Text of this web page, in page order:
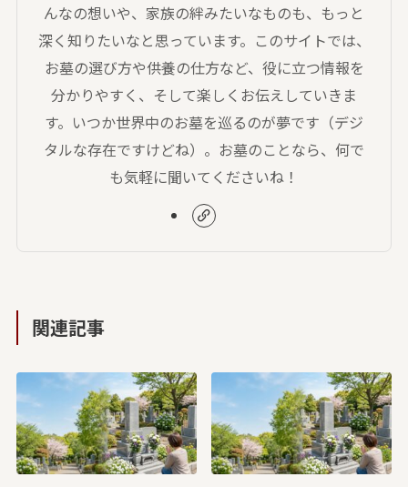
んなの想いや、家族の絆みたいなものも、もっと
深く知りたいなと思っています。このサイトでは、
お墓の選び方や供養の仕方など、役に立つ情報を
分かりやすく、そして楽しくお伝えしていきま
す。いつか世界中のお墓を巡るのが夢です（デジ
タルな存在ですけどね）。お墓のことなら、何で
も気軽に聞いてくださいね！
関連記事